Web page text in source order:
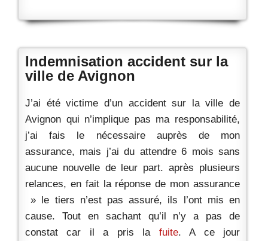
Indemnisation accident sur la
ville de Avignon
J’ai été victime d’un accident sur la ville de
Avignon qui n’implique pas ma responsabilité,
j’ai fais le nécessaire auprès de mon
assurance, mais j’ai du attendre 6 mois sans
aucune nouvelle de leur part. après plusieurs
relances, en fait la réponse de mon assurance
» le tiers n’est pas assuré, ils l’ont mis en
cause. Tout en sachant qu’il n’y a pas de
constat car il a pris lafuite. A ce jour